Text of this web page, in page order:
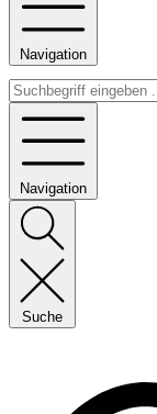
Navigation
Navigation
Suche